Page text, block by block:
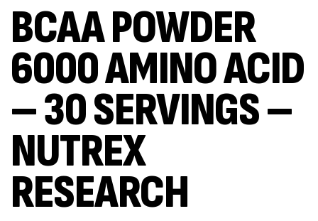
BCAA POWDER
6000 AMINO ACID
– 30 SERVINGS –
NUTREX
RESEARCH